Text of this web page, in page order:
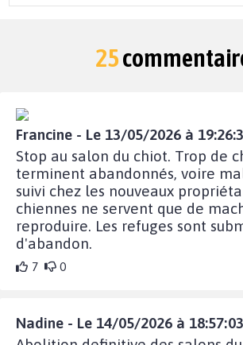
25
Francine - Le 13/05/2026 à
Stop au salon du chiot. Trop de
terminent abandonnés, voire
suivi chez les nouveaux
chiennes ne servent que de
reproduire. Les refuges sont
d'abandon.
7 0
Nadine - Le 14/05/2026 à 18:57:03